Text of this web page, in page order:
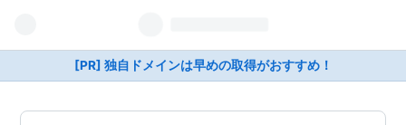
[PR] 独自ドメインは早めの取得がおすすめ！